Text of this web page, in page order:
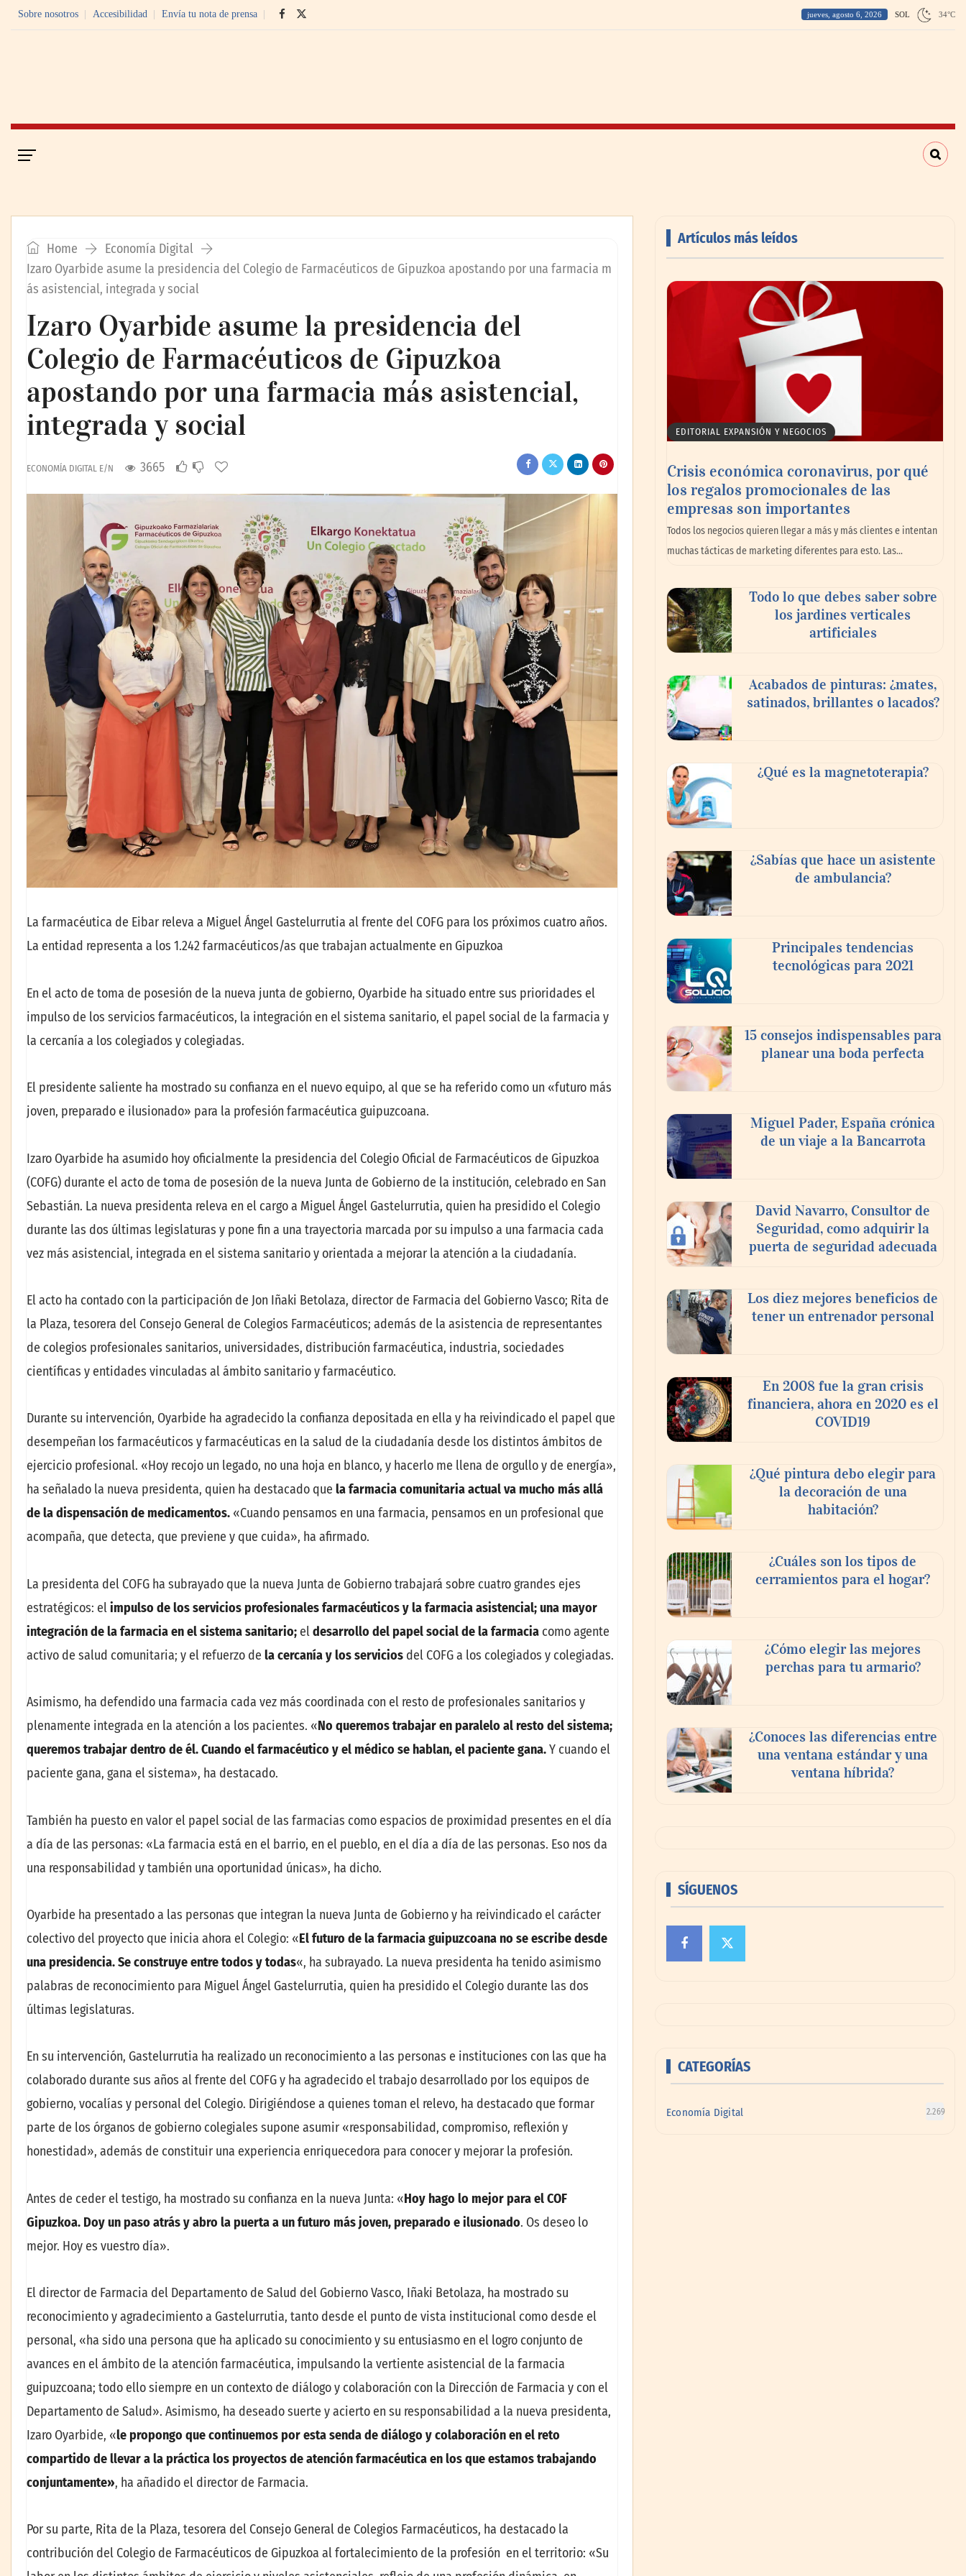
Sobre nosotros Accesibilidad Envía tu nota de prensa jueves, agosto 6, 2026 SOL 34°C
Home
Economía Digital
Izaro Oyarbide asume la presidencia del Colegio de Farmacéuticos de Gipuzkoa apostando por una farmacia m
ás asistencial, integrada y social
Izaro Oyarbide asume la presidencia del
Colegio de Farmacéuticos de Gipuzkoa
apostando por una farmacia más asistencial,
integrada y social
ECONOMÍA DIGITAL E/N 3665
La farmacéutica de Eibar releva a Miguel Ángel Gastelurrutia al frente del COFG para los próximos cuatro años.
La entidad representa a los 1.242 farmacéuticos/as que trabajan actualmente en Gipuzkoa
En el acto de toma de posesión de la nueva junta de gobierno, Oyarbide ha situado entre sus prioridades el
impulso de los servicios farmacéuticos, la integración en el sistema sanitario, el papel social de la farmacia y
la cercanía a los colegiados y colegiadas.
El presidente saliente ha mostrado su confianza en el nuevo equipo, al que se ha referido como un «futuro más
joven, preparado e ilusionado» para la profesión farmacéutica guipuzcoana.
Izaro Oyarbide ha asumido hoy oficialmente la presidencia del Colegio Oficial de Farmacéuticos de Gipuzkoa
(COFG) durante el acto de toma de posesión de la nueva Junta de Gobierno de la institución, celebrado en San
Sebastián. La nueva presidenta releva en el cargo a Miguel Ángel Gastelurrutia, quien ha presidido el Colegio
durante las dos últimas legislaturas y pone fin a una trayectoria marcada por su impulso a una farmacia cada
vez más asistencial, integrada en el sistema sanitario y orientada a mejorar la atención a la ciudadanía.
El acto ha contado con la participación de Jon Iñaki Betolaza, director de Farmacia del Gobierno Vasco; Rita de
la Plaza, tesorera del Consejo General de Colegios Farmacéuticos; además de la asistencia de representantes
de colegios profesionales sanitarios, universidades, distribución farmacéutica, industria, sociedades
científicas y entidades vinculadas al ámbito sanitario y farmacéutico.
Durante su intervención, Oyarbide ha agradecido la confianza depositada en ella y ha reivindicado el papel que
desempeñan los farmacéuticos y farmacéuticas en la salud de la ciudadanía desde los distintos ámbitos de
ejercicio profesional. «Hoy recojo un legado, no una hoja en blanco, y hacerlo me llena de orgullo y de energía»,
ha señalado la nueva presidenta, quien ha destacado que la farmacia comunitaria actual va mucho más allá
de la dispensación de medicamentos. «Cuando pensamos en una farmacia, pensamos en un profesional que
acompaña, que detecta, que previene y que cuida», ha afirmado.
La presidenta del COFG ha subrayado que la nueva Junta de Gobierno trabajará sobre cuatro grandes ejes
estratégicos: elimpulso de los servicios profesionales farmacéuticos y la farmacia asistencial; una mayor
integración de la farmacia en el sistema sanitario; eldesarrollo del papel social de la farmacia como agente
activo de salud comunitaria; y el refuerzo de la cercanía y los servicios del COFG a los colegiados y colegiadas.
Asimismo, ha defendido una farmacia cada vez más coordinada con el resto de profesionales sanitarios y
plenamente integrada en la atención a los pacientes. «No queremos trabajar en paralelo al resto del sistema;
queremos trabajar dentro de él. Cuando el farmacéutico y el médico se hablan, el paciente gana.Y cuando el
paciente gana, gana el sistema», ha destacado.
También ha puesto en valor el papel social de las farmacias como espacios de proximidad presentes en el día
a día de las personas: «La farmacia está en el barrio, en el pueblo, en el día a día de las personas. Eso nos da
una responsabilidad y también una oportunidad únicas», ha dicho.
Oyarbide ha presentado a las personas que integran la nueva Junta de Gobierno y ha reivindicado el carácter
colectivo del proyecto que inicia ahora el Colegio: «El futuro de la farmacia guipuzcoana no se escribe desde
una presidencia. Se construye entre todos y todas«, ha subrayado. La nueva presidenta ha tenido asimismo
palabras de reconocimiento para Miguel Ángel Gastelurrutia, quien ha presidido el Colegio durante las dos
últimas legislaturas.
En su intervención, Gastelurrutia ha realizado un reconocimiento a las personas e instituciones con las que ha
colaborado durante sus años al frente del COFG y ha agradecido el trabajo desarrollado por los equipos de
gobierno, vocalías y personal del Colegio. Dirigiéndose a quienes toman el relevo, ha destacado que formar
parte de los órganos de gobierno colegiales supone asumir «responsabilidad, compromiso, reflexión y
honestidad», además de constituir una experiencia enriquecedora para conocer y mejorar la profesión.
Antes de ceder el testigo, ha mostrado su confianza en la nueva Junta: «Hoy hago lo mejor para el COF
Gipuzkoa. Doy un paso atrás y abro la puerta a un futuro más joven, preparado e ilusionado. Os deseo lo
mejor. Hoy es vuestro día».
El director de Farmacia del Departamento de Salud del Gobierno Vasco, Iñaki Betolaza, ha mostrado su
reconocimiento y agradecimiento a Gastelurrutia, tanto desde el punto de vista institucional como desde el
personal, «ha sido una persona que ha aplicado su conocimiento y su entusiasmo en el logro conjunto de
avances en el ámbito de la atención farmacéutica, impulsando la vertiente asistencial de la farmacia
guipuzcoana; todo ello siempre en un contexto de diálogo y colaboración con la Dirección de Farmacia y con el
Departamento de Salud». Asimismo, ha deseado suerte y acierto en su responsabilidad a la nueva presidenta,
Izaro Oyarbide, «le propongo que continuemos por esta senda de diálogo y colaboración en el reto
compartido de llevar a la práctica los proyectos de atención farmacéutica en los que estamos trabajando
conjuntamente», ha añadido el director de Farmacia.
Por su parte, Rita de la Plaza, tesorera del Consejo General de Colegios Farmacéuticos, ha destacado la
contribución del Colegio de Farmacéuticos de Gipuzkoa al fortalecimiento de la profesión en el territorio: «Su
Artículos más leídos
EDITORIAL EXPANSIÓN Y NEGOCIOS
Crisis económica coronavirus, por qué
los regalos promocionales de las
empresas son importantes
Todos los negocios quieren llegar a más y más clientes e intentan
muchas tácticas de marketing diferentes para esto. Las…
Todo lo que debes saber sobre
los jardines verticales
artificiales
Acabados de pinturas: ¿mates,
satinados, brillantes o lacados?
¿Qué es la magnetoterapia?
¿Sabías que hace un asistente
de ambulancia?
Principales tendencias
tecnológicas para 2021
15 consejos indispensables para
planear una boda perfecta
Miguel Pader, España crónica
de un viaje a la Bancarrota
David Navarro, Consultor de
Seguridad, como adquirir la
puerta de seguridad adecuada
Los diez mejores beneficios de
tener un entrenador personal
En 2008 fue la gran crisis
financiera, ahora en 2020 es el
COVID19
¿Qué pintura debo elegir para
la decoración de una
habitación?
¿Cuáles son los tipos de
cerramientos para el hogar?
¿Cómo elegir las mejores
perchas para tu armario?
¿Conoces las diferencias entre
una ventana estándar y una
ventana híbrida?
SÍGUENOS
CATEGORÍAS
Economía Digital 2.269